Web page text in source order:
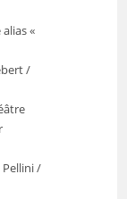
«
/
Pellini /